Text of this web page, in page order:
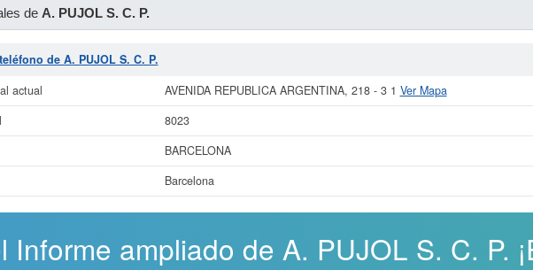
de A. PUJOL S. C. P.
de A. PUJOL S. C. P.
actual
AVENIDA REPUBLICA ARGENTINA, 218 - 3 1 Ver Mapa
8023
BARCELONA
Barcelona
Informe ampliado de A. PUJOL S. C. P.